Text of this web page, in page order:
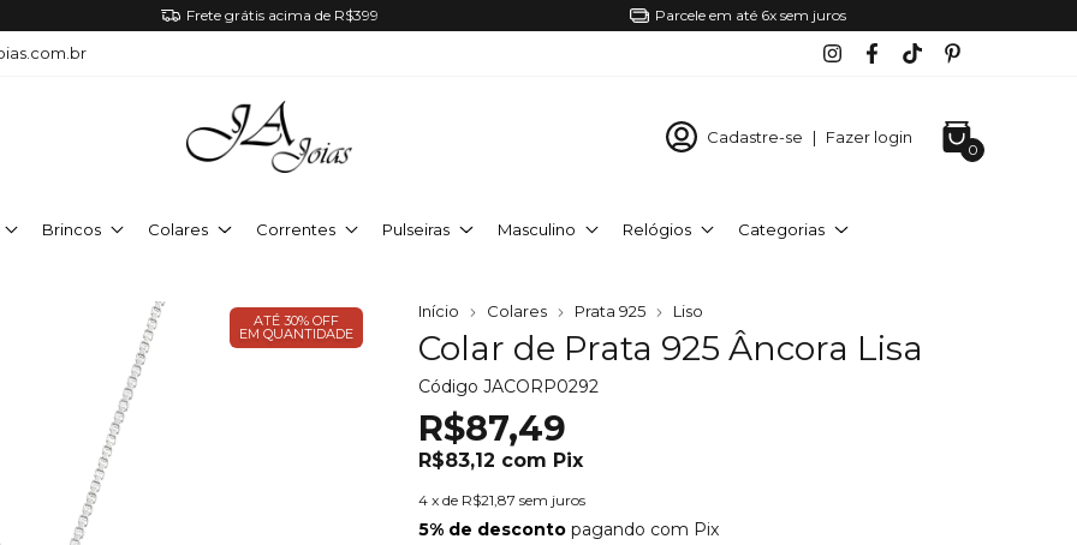
Frete grátis acima de R$399 Parcele em até 6x sem juros
Cadastre-se | Fazer login
0
Brincos Colares Correntes Pulseiras Masculino Relógios Categorias
ATÉ 30% OFF
EM QUANTIDADE
Início Colares Prata 925 Liso
Colar de Prata 925 Âncora Lisa
Código JACORP0292
R$87,49
R$83,12 com Pix
4 x de R$21,87 sem juros
5% de desconto pagando com Pix